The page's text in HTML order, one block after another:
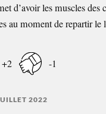
d’avoir les muscles des
au moment de repartir le
+2 -1
2022